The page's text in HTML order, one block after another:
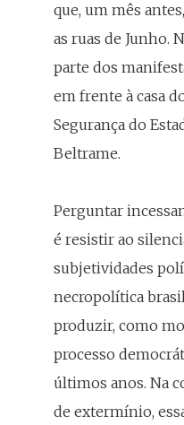
que, um mês
as ruas de Junho.
parte dos
em frente à casa
Segurança do
Beltrame.
Perguntar
é resistir ao
subjetividades
necropolítica
produzir, como
processo
últimos anos. Na
de extermínio,